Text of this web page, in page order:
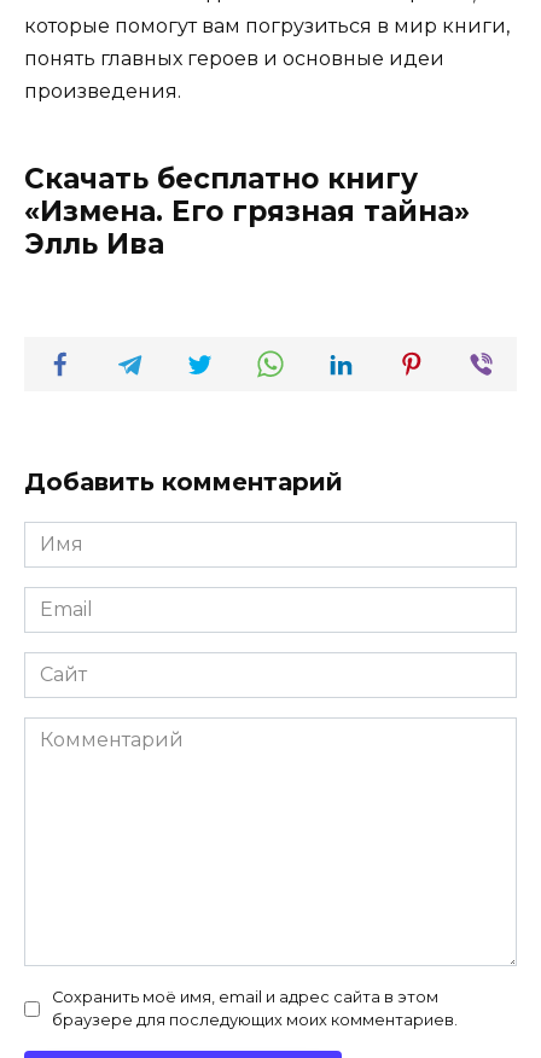
которые помогут вам погрузиться в мир книги,
понять главных героев и основные идеи
произведения.
Скачать бесплатно книгу
«Измена. Его грязная тайна»
Элль Ива
Добавить комментарий
Имя
*
Email
*
Сайт
Комментарий
Сохранить моё имя, email и адрес сайта в этом
браузере для последующих моих комментариев.